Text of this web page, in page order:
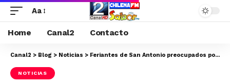
Aa
Home Canal2 Contacto
Canal2 > Blog > Noticias > Feriantes de San Antonio preocupados por aumento de coleros y delincuencia en las ferias
NOTICIAS